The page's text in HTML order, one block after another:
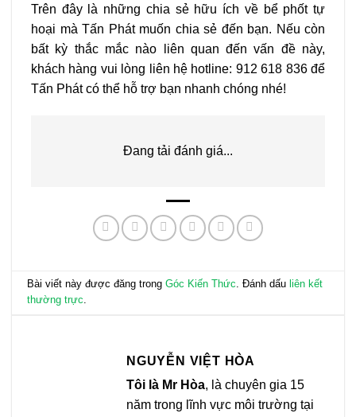
Trên đây là những chia sẻ hữu ích về bể phốt tự
hoại mà Tấn Phát muốn chia sẻ đến bạn. Nếu còn
bất kỳ thắc mắc nào liên quan đến vấn đề này,
khách hàng vui lòng liên hệ hotline: 912 618 836 để
Tấn Phát có thể hỗ trợ bạn nhanh chóng nhé!
Đang tải đánh giá...
Bài viết này được đăng trongGóc Kiến Thức. Đánh dấu liên kết
thường trực.
NGUYỄN VIỆT HÒA
Tôi là Mr Hòa, là chuyên gia 15
năm trong lĩnh vực môi trường tại